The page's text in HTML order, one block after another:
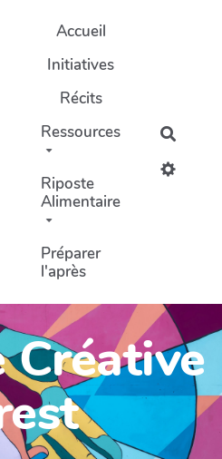
Accueil
Initiatives
Récits
Ressources
Riposte
Alimentaire
Préparer
l'après
Créative